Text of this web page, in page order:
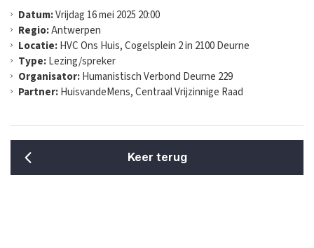
Datum:Vrijdag 16 mei 2025 20:00
Regio:Antwerpen
Locatie:HVC Ons Huis, Cogelsplein 2 in 2100 Deurne
Type:Lezing/spreker
Organisator:Humanistisch Verbond Deurne 229
Partner:HuisvandeMens, Centraal Vrijzinnige Raad
Keer terug